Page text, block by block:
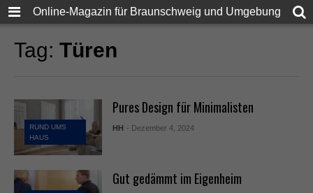
Online-Magazin für Braunschweig und Umgebung
Tag: Türen
RUND UMS
HAUS
Pures Design für Minimalisten
HH - Dezember 4, 2024
Gut gedämmt im Eigenheim